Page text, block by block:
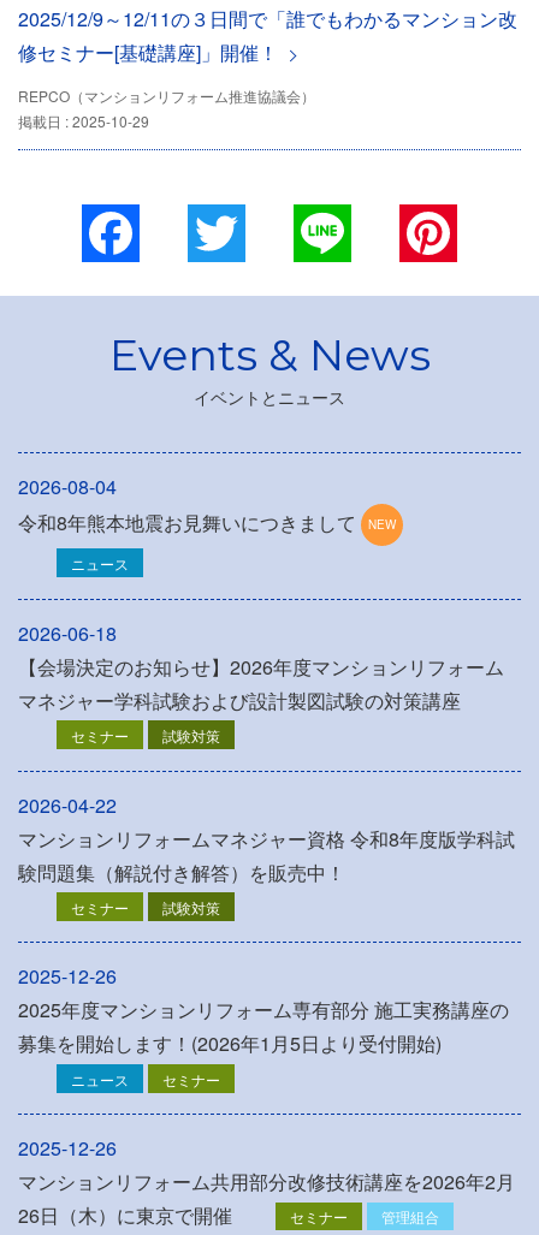
2025/12/9～12/11の３日間で「誰でもわかるマンション改
修セミナー[基礎講座]」開催！
REPCO（マンションリフォーム推進協議会）
掲載日 : 2025-10-29
Facebook
イベントとニュース
2026-08-04
令和8年熊本地震お見舞いにつきまして
ニュース
2026-06-18
【会場決定のお知らせ】2026年度マンションリフォーム
マネジャー学科試験および設計製図試験の対策講座
セミナー 試験対策
2026-04-22
マンションリフォームマネジャー資格 令和8年度版学科試
験問題集（解説付き解答）を販売中！
セミナー 試験対策
2025-12-26
2025年度マンションリフォーム専有部分 施工実務講座の
募集を開始します！(2026年1月5日より受付開始)
ニュース セミナー
2025-12-26
マンションリフォーム共用部分改修技術講座を2026年2月
26日（木）に東京で開催
セミナー 管理組合